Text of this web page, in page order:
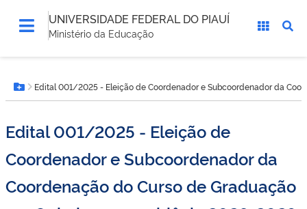
UNIVERSIDADE FEDERAL DO PIAUÍ
Ministério da Educação
está
aqui:Botão Menu
Edital 001/2025 - Eleição de Coordenador e Subcoordenador da
Edital 001/2025 - Eleição de
Coordenador e Subcoordenador da
Coordenação do Curso de Graduação